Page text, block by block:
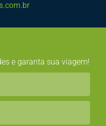
e garanta sua viagem!